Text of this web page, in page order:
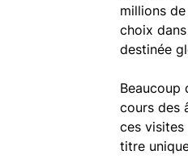
millions
choix
destinée
Beaucoup
cours des
ces
titre